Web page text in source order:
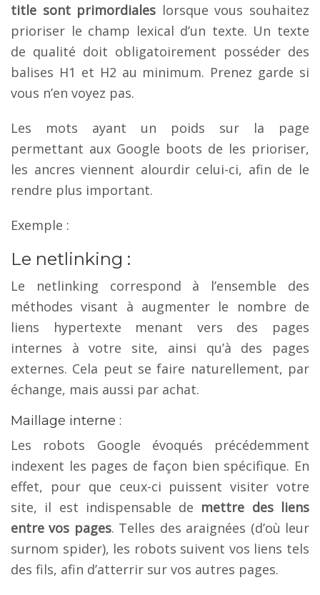
title sont primordiales lorsque vous souhaitez
prioriser le champ lexical d’un texte. Un texte
de qualité doit obligatoirement posséder des
balises H1 et H2 au minimum. Prenez garde si
vous n’en voyez pas.
Les mots ayant un poids sur la page
permettant aux Google boots de les prioriser,
les ancres viennent alourdir celui-ci, afin de le
rendre plus important.
Exemple :
Le netlinking :
Le netlinking correspond à l’ensemble des
méthodes visant à augmenter le nombre de
liens hypertexte menant vers des pages
internes à votre site, ainsi qu’à des pages
externes. Cela peut se faire naturellement, par
échange, mais aussi par achat.
Maillage interne :
Les robots Google évoqués précédemment
indexent les pages de façon bien spécifique. En
effet, pour que ceux-ci puissent visiter votre
site, il est indispensable de mettre des liens
entre vos pages. Telles des araignées (d’où leur
surnom spider), les robots suivent vos liens tels
des fils, afin d’atterrir sur vos autres pages.